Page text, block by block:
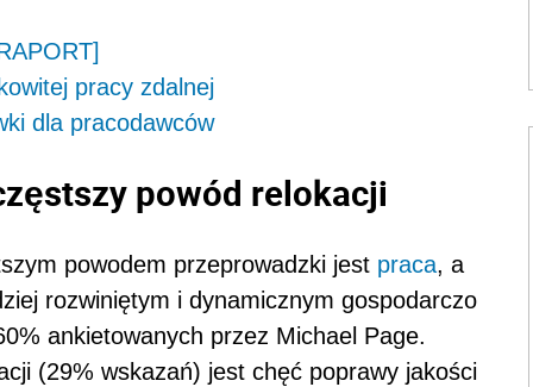
pracy zdalnej
dla pracodawców
powód relokacji
powodem przeprowadzki jest praca, a
rozwiniętym i dynamicznym gospodarczo
ankietowanych przez Michael Page.
(29% wskazań) jest chęć poprawy jakości